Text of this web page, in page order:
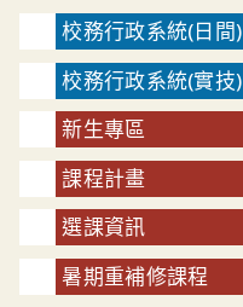
校務行政系統(日間)
校務行政系統(實技)
新生專區
課程計畫
選課資訊
暑期重補修課程